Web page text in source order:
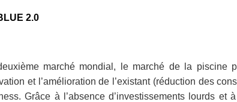
2.0
marché mondial, le marché de la piscine
et l’amélioration de l’existant (réduction des
Grâce à l’absence d’investissements lourds